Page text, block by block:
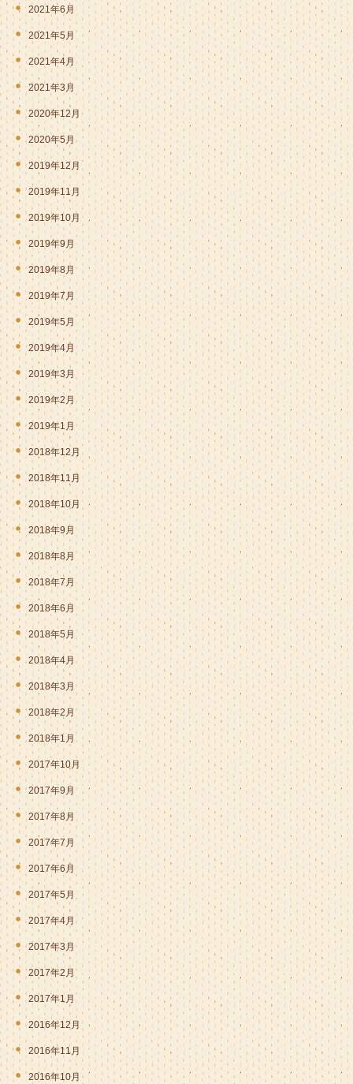
2021年6月
2021年5月
2021年4月
2021年3月
2020年12月
2020年5月
2019年12月
2019年11月
2019年10月
2019年9月
2019年8月
2019年7月
2019年5月
2019年4月
2019年3月
2019年2月
2019年1月
2018年12月
2018年11月
2018年10月
2018年9月
2018年8月
2018年7月
2018年6月
2018年5月
2018年4月
2018年3月
2018年2月
2018年1月
2017年10月
2017年9月
2017年8月
2017年7月
2017年6月
2017年5月
2017年4月
2017年3月
2017年2月
2017年1月
2016年12月
2016年11月
2016年10月